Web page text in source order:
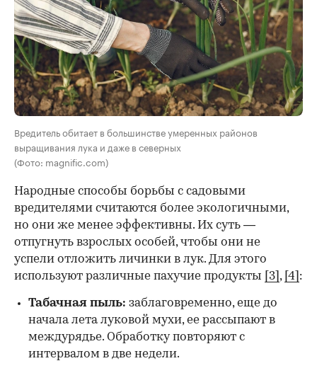
Вредитель обитает в большинстве умеренных районов
выращивания лука и даже в северных
(Фото: magnific.com)
Народные способы борьбы с садовыми
вредителями считаются более экологичными,
но они же менее эффективны. Их суть —
отпугнуть взрослых особей, чтобы они не
успели отложить личинки в лук. Для этого
используют различные пахучие продукты
[3] , [4] :
Табачная пыль: заблаговременно, еще до
начала лета луковой мухи, ее рассыпают в
междурядье. Обработку повторяют с
интервалом в две недели.